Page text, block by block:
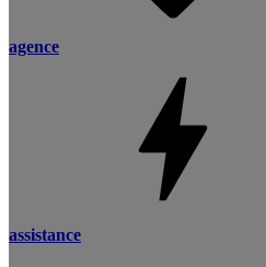
agence
assistance